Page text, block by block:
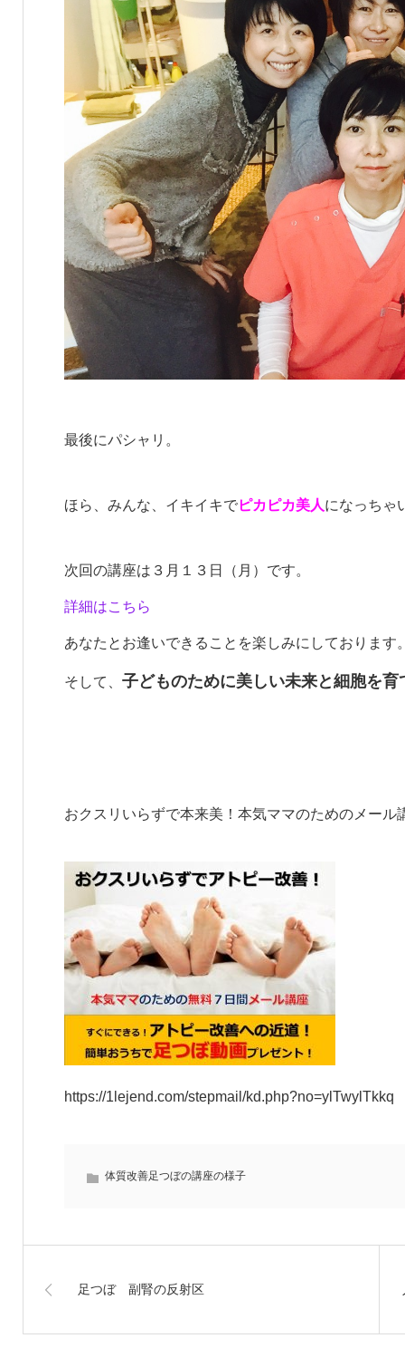
最後にパシャリ。
ほら、みんな、イキイキでピカピカ美人になっちゃ
次回の講座は３月１３日（月）です。
詳細はこちら
あなたとお逢いできることを楽しみにしております
そして、 子どものために美しい未来と細胞を育
おクスリいらずで本来美！本気ママのためのメー
https://1lejend.com/stepmail/kd.php?no=ylTwylTkkq
体質改善足つぼの講座の様子
足つぼ 副腎の反射区